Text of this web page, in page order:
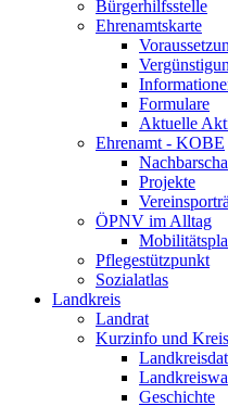
Bürgerhilfsstelle
Ehrenamtskarte
Formulare
Aktuelle
Ehrenamt - KOBE
Projekte
ÖPNV im Alltag
Pflegestützpunkt
Sozialatlas
Landkreis
Landrat
Kurzinfo und
Geschichte